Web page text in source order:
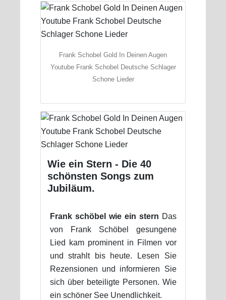
Frank Schobel Gold In Deinen Augen
Youtube Frank Schobel Deutsche Schlager
Schone Lieder
Wie ein Stern - Die 40
schönsten Songs zum
Jubiläum.
Frank schöbel wie ein stern Das
von Frank Schöbel gesungene
Lied kam prominent in Filmen vor
und strahlt bis heute. Lesen Sie
Rezensionen und informieren Sie
sich über beteiligte Personen. Wie
ein schöner See Unendlichkeit.